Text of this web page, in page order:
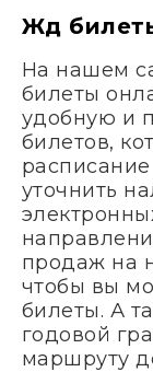
Жд
На нашем
билеты
удобную и
билетов,
уточнить
продаж на
чтобы вы
билеты. А
годовой
маршруту